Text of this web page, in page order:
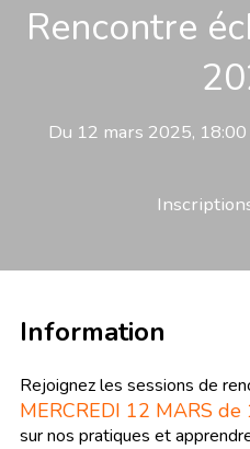
Rencontre
Du 12 mars 2025,
Information
Rejoignez les sessions de
MERCREDI 12 MARS
sur nos pratiques et